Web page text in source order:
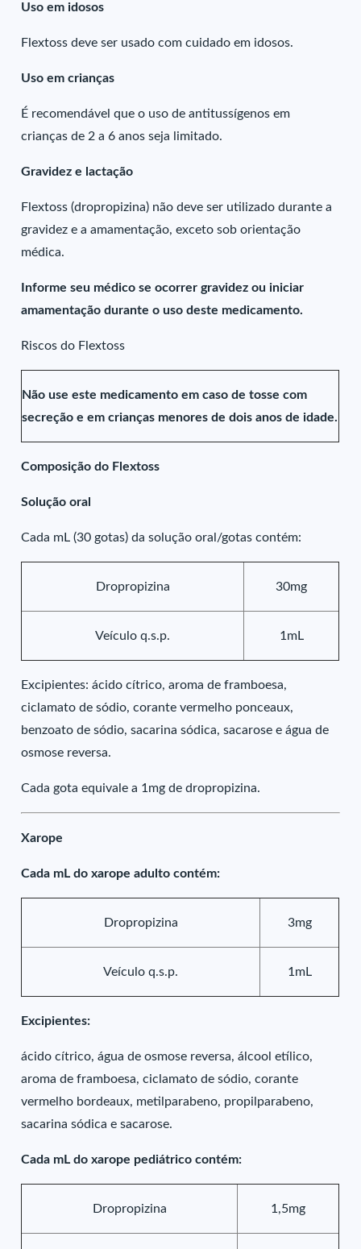
Uso em idosos
Flextoss deve ser usado com cuidado em idosos.
Uso em crianças
É recomendável que o uso de antitussígenos em
crianças de 2 a 6 anos seja limitado.
Gravidez e lactação
Flextoss (dropropizina) não deve ser utilizado durante a
gravidez e a amamentação, exceto sob orientação
médica.
Informe seu médico se ocorrer gravidez ou iniciar
amamentação durante o uso deste medicamento.
Riscos do Flextoss
Não use este medicamento em caso de tosse com
secreção e em crianças menores de dois anos de idade.
Composição do Flextoss
Solução oral
Cada mL (30 gotas) da solução oral/gotas contém:
Dropropizina 30mg
Veículo q.s.p. 1mL
Excipientes: ácido cítrico, aroma de framboesa,
ciclamato de sódio, corante vermelho ponceaux,
benzoato de sódio, sacarina sódica, sacarose e água de
osmose reversa.
Cada gota equivale a 1mg de dropropizina.
Xarope
Cada mL do xarope adulto contém:
Dropropizina 3mg
Veículo q.s.p. 1mL
Excipientes:
ácido cítrico, água de osmose reversa, álcool etílico,
aroma de framboesa, ciclamato de sódio, corante
vermelho bordeaux, metilparabeno, propilparabeno,
sacarina sódica e sacarose.
Cada mL do xarope pediátrico contém:
Dropropizina 1,5mg